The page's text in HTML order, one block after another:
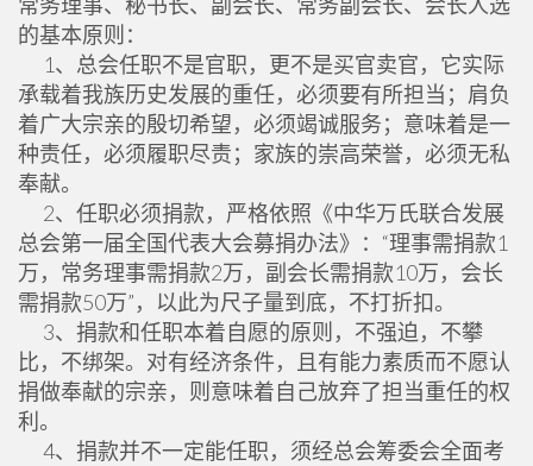
的基本原则：
1、总会任职不是官职，更不是买官卖官，它实际
承载着我族历史发展的重任，必须要有所担当；肩负
着广大宗亲的殷切希望，必须竭诚服务；意味着是一
种责任，必须履职尽责；家族的崇高荣誉，必须无私
奉献。
2、任职必须捐款，严格依照《中华万氏联合发展
总会第一届全国代表大会募捐办法》：“理事需捐款1
万，常务理事需捐款2万，副会长需捐款10万，会长
需捐款50万”，以此为尺子量到底，不打折扣。
3、捐款和任职本着自愿的原则，不强迫，不攀
比，不绑架。对有经济条件，且有能力素质而不愿认
捐做奉献的宗亲，则意味着自己放弃了担当重任的权
利。
4、捐款并不一定能任职，须经总会筹委会全面考